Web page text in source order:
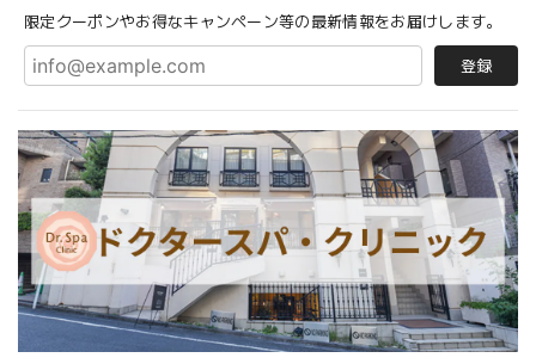
限定クーポンやお得なキャンペーン等の最新情報をお届けします。
登録